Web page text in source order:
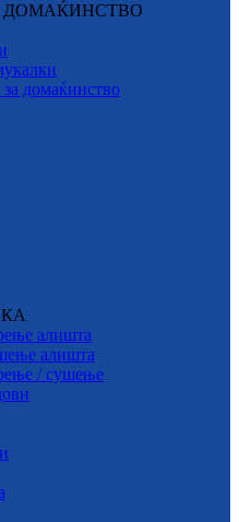
ДОМАЌИНСТВО
домаќинство
алишта
алишта
/ сушење